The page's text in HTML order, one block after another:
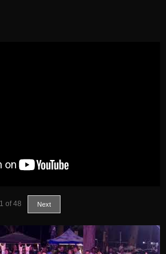
1 of 48 Next